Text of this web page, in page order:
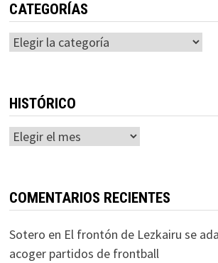
CATEGORÍAS
Categorías
HISTÓRICO
Histórico
COMENTARIOS RECIENTES
Sotero en El frontón de Lezkairu se
acoger partidos de frontball